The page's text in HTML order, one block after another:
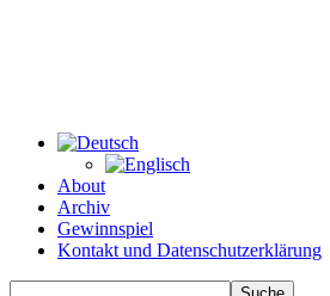
About
Archiv
Gewinnspiel
Kontakt und Datenschutzerklärung